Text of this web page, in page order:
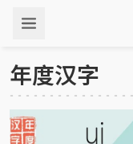
年度汉字